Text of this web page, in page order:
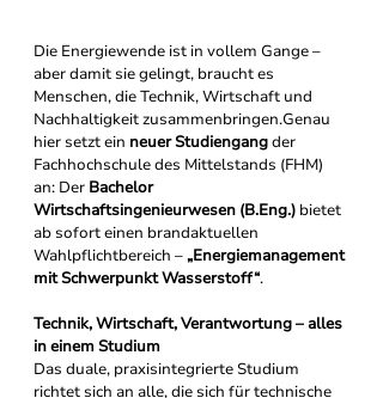
Die Energiewende ist in vollem Gange –
aber damit sie gelingt, braucht es
Menschen, die Technik, Wirtschaft und
Nachhaltigkeit zusammenbringen.Genau
hier setzt ein neuer Studiengang der
Fachhochschule des Mittelstands (FHM)
an: Der Bachelor
Wirtschaftsingenieurwesen (B.Eng.) bietet
ab sofort einen brandaktuellen
Wahlpflichtbereich – „Energiemanagement
mit Schwerpunkt Wasserstoff“.
Technik, Wirtschaft, Verantwortung – alles
in einem Studium
Das duale, praxisintegrierte Studium
richtet sich an alle, die sich für technische